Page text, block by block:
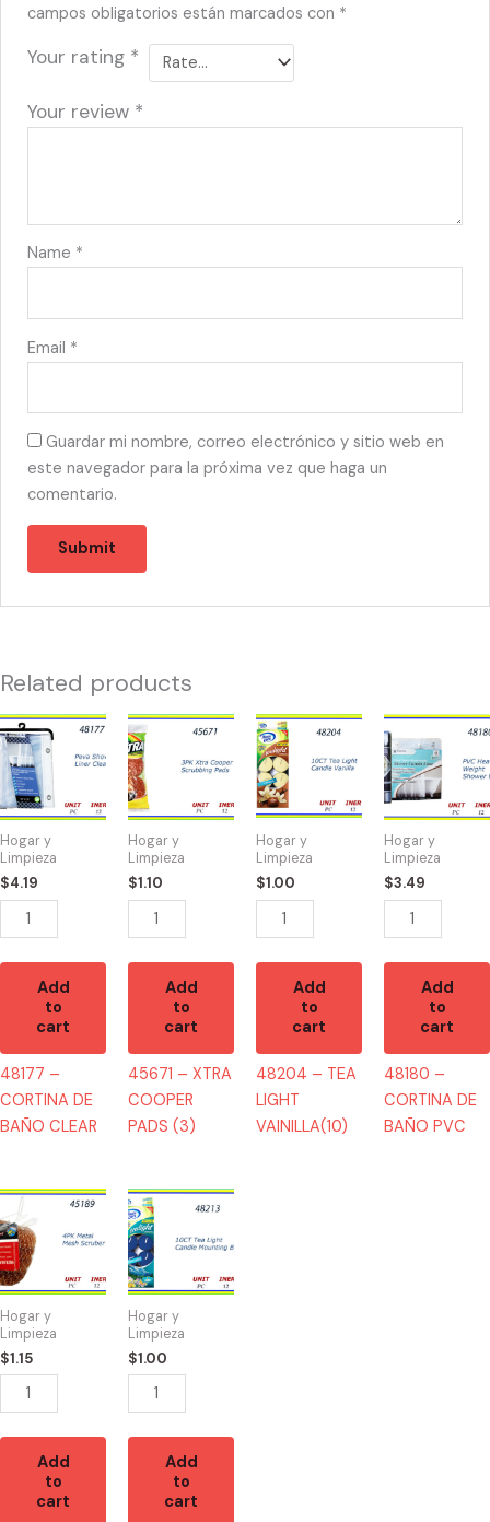
campos obligatorios están marcados con *
Your rating *
Your review *
Name *
Email *
Guardar mi nombre, correo electrónico y sitio web en
este navegador para la próxima vez que haga un
comentario.
Related products
Hogar y
Limpieza
$4.19
48177
-
CORTINA
DE
BAÑO
CLEAR
quantity
Add
to
cart
48177 –
CORTINA DE
BAÑO CLEAR
Hogar y
Limpieza
$1.10
45671
-
XTRA
COOPER
PADS
(3)
quantity
Add
to
cart
45671 – XTRA
COOPER
PADS (3)
Hogar y
Limpieza
$1.00
48204
-
TEA
LIGHT
VAINILLA(10)
quantity
Add
to
cart
48204 – TEA
LIGHT
VAINILLA(10)
Hogar y
Limpieza
$3.49
48180
-
CORTINA
DE
BAÑO
PVC
quantity
Add
to
cart
48180 –
CORTINA DE
BAÑO PVC
Hogar y
Limpieza
$1.15
45189
-
SPONGA
COOPER
(4)
quantity
Add
to
cart
Hogar y
Limpieza
$1.00
48213
-
TEA
LIGHTS
MOUNTAIN
BREEZE(10)
quantity
Add
to
cart